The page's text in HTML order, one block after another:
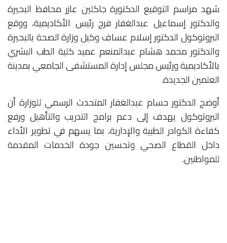
شهد مراسم التوقيع الدكتورة جاكلين عازر محافظ البحيرة
والدكتور إسماعيل عبدالغفار فرج رئيس الأكاديمية، ووقع
البروتوكول الدكتور إسلام عساف وكيل وزارة الصحة بالبحيرة
والدكتور محمد هشام عبدالمنعم عميد كلية الطب البشري
بالأكاديمية ورئيس مجلس إدارة المستشفى الجامعي بمدينة
العلمين الجديدة.
أوضح الدكتور حسام عبدالغفار المتحدث الرسمي للوزارة أن
البروتوكول يهدف إلى دعم برامج التدريب والتأهيل ورفع
كفاءة الكوادر الطبية والإدارية، بما يسهم في تطوير الأداء
داخل القطاع الصحي وتحسين جودة الخدمات المقدمة
للمواطنين.